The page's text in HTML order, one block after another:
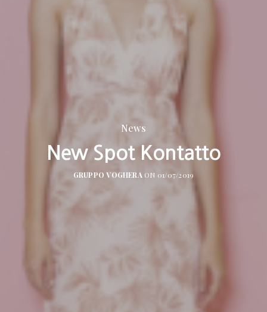
News
New Spot Kontatto
GRUPPO VOGHERAON 01/07/2019